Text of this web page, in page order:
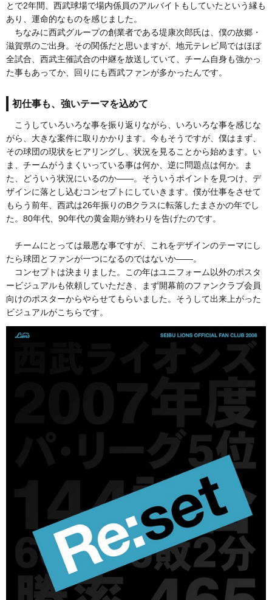
とで2年間、西武球場で場内係員のアルバイトもしていたという縁も
あり、運命的なものを感じました。
ちなみに西武グループの創業者である堤康次郎氏は、僕の故郷・
滋賀県のご出身。その関係だと思いますが、地元テレビ局ではほぼ
全試合、西武主催試合の中継を放送していて、チーム自身も強かっ
た事もあってか、回りにも西武ファンが多かったんです。
初仕事も、強いテーマを込めて
こうしていろいろな事を振り返りながら、いろいろな事を感じな
がら、大きな案件に取りかかります。今もそうですが、僕はまず、
その球団の現状をヒアリングし、状況を見ることから始めます。い
ま、チームがうまくいっている事は何か、逆に問題点は何か。ま
た、どういう状況にいるのか——。そういうポイントを見つけ、デ
ザインに落とし込むコンセプトにしていきます。僕が仕事をさせて
もらう前年、西武は26年振りのBクラスに転落したまさかの年でし
た。80年代、90年代の黄金期が終わりを告げたのです。
チームにとっては最悪な事ですが、これをデザインのテーマにし
たら球団とファンが一つになるのではないか——。
コンセプトは決まりました。この年はユニフォーム以外のポスタ
ービジュアルも依頼していただき、まず開幕前のファンクラブ会員
向けのポスターからやらせてもらいました。そうして出来上がった
ビジュアルがこちらです。